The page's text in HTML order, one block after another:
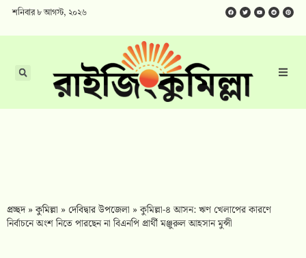
শনিবার ৮ আগস্ট, ২০২৬
প্রচ্ছদ»কুমিল্লা » দেবিদ্বার উপজেলা »কুমিল্লা-৪ আসন: ঋণ খেলাপের কারণে
নির্বাচনে অংশ নিতে পারছেন না বিএনপি প্রার্থী মঞ্জুরুল আহসান মুন্সী